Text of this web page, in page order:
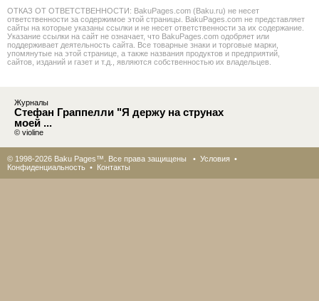
ОТКАЗ ОТ ОТВЕТСТВЕННОСТИ: BakuPages.com (Baku.ru) не несет
ответственности за содержимое этой страницы. BakuPages.com не представляет
сайты на которые указаны ссылки и не несет ответственности за их содержание.
Указание ссылки на сайт не означает, что BakuPages.com одобряет или
поддерживает деятельность сайта. Все товарные знаки и торговые марки,
упомянутые на этой странице, а также названия продуктов и предприятий,
сайтов, изданий и газет и т.д., являются собственностью их владельцев.
Журналы
Стефан Граппелли "Я держу на струнах
моей ...
© violine
© 1998-2026 Baku Pages™. Все права защищены • Условия •
Конфиденциальность • Контакты